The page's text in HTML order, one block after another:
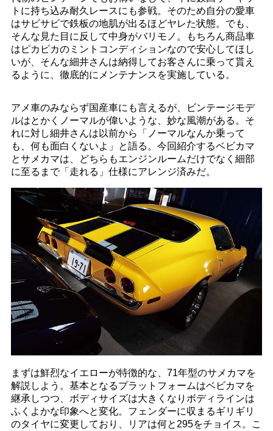
トに持ち込み耐久レースにも参戦。そのため自分の愛車
はサビサビで鉄板の地肌が出るほどヤレた状態。でも、
そんな見た目に反して中身がバリモノ。もちろん商品車
はピカピカのミントコンディションなので安心してほし
いが、そんな細井さんは納得してお客さんに乗って貰え
るように、徹底的にメンテナンスを実施している。
アメ車のみならず国産車にも言えるが、ビンテージモデ
ルはとかくノーマルが偉いような、妙な風潮がある。そ
れに対し細井さんは以前から「ノーマルなんか乗って
も、何も面白くないよ」と語る。今回紹介するベビカマ
とサメカマは、どちらもエンジンルームだけでなく細部
に至るまで「走れる」仕様にアレンジ済みだ。
まずは鮮烈なイエローが特徴的な、71年型のサメカマを
解説しよう。基本となるプラットフォームはベビカマを
継承しつつ、ボディサイズは大きくなりボディラインは
ふくよかな印象へと変化。フェンダーに収まるギリギリ
のタイヤに変更しており、リアは何と295をチョイス。こ